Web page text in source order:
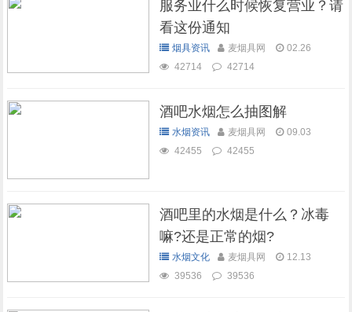
服务业什么时候恢复营业？请
看这份通知
烟具资讯 麦烟具网
02.26
42714
42714
酒吧水烟怎么抽图解
水烟资讯 麦烟具网
09.03
42455
42455
酒吧里的水烟是什么？冰毒
嘛?还是正常的烟?
水烟文化 麦烟具网
12.13
39536
39536